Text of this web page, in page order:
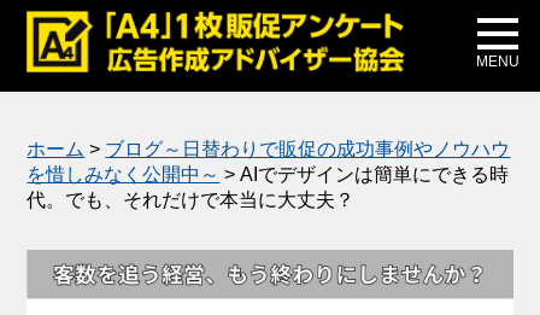
MENU
メディア掲載
公式ブログ
ホーム > ブログ～日替わりで販促の成功事例やノウハウ
を惜しみなく公開中～ >AIでデザインは簡単にできる時
代。でも、それだけで本当に大丈夫？